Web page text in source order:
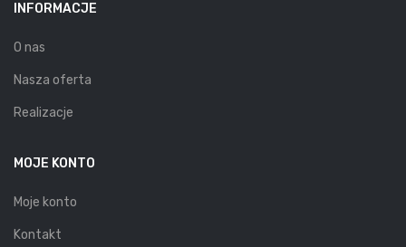
INFORMACJE
O nas
Nasza oferta
Realizacje
MOJE KONTO
Moje konto
Kontakt